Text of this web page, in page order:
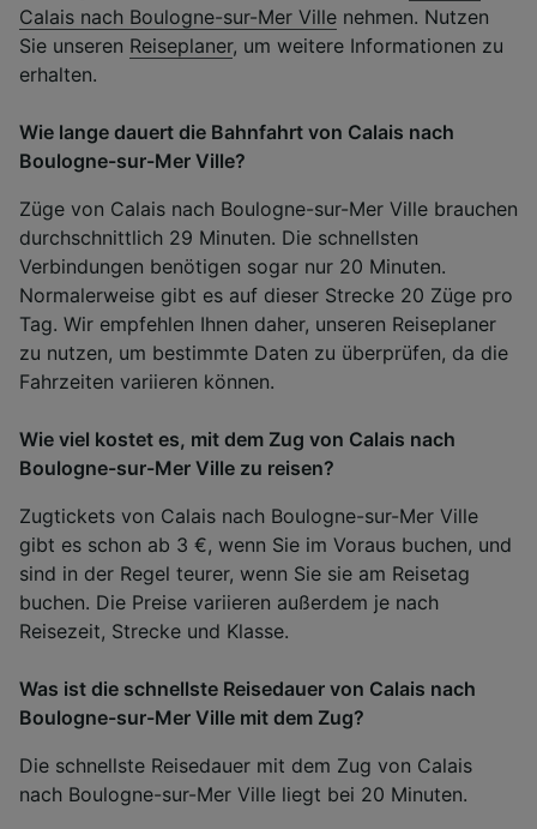
Calais nach Boulogne-sur-Mer Ville nehmen. Nutzen
Sie unseren Reiseplaner, um weitere Informationen zu
erhalten.
Wie lange dauert die Bahnfahrt von Calais nach
Boulogne-sur-Mer Ville?
Züge von Calais nach Boulogne-sur-Mer Ville brauchen
durchschnittlich 29 Minuten. Die schnellsten
Verbindungen benötigen sogar nur 20 Minuten.
Normalerweise gibt es auf dieser Strecke 20 Züge pro
Tag. Wir empfehlen Ihnen daher, unseren Reiseplaner
zu nutzen, um bestimmte Daten zu überprüfen, da die
Fahrzeiten variieren können.
Wie viel kostet es, mit dem Zug von Calais nach
Boulogne-sur-Mer Ville zu reisen?
Zugtickets von Calais nach Boulogne-sur-Mer Ville
gibt es schon ab 3 €, wenn Sie im Voraus buchen, und
sind in der Regel teurer, wenn Sie sie am Reisetag
buchen. Die Preise variieren außerdem je nach
Reisezeit, Strecke und Klasse.
Was ist die schnellste Reisedauer von Calais nach
Boulogne-sur-Mer Ville mit dem Zug?
Die schnellste Reisedauer mit dem Zug von Calais
nach Boulogne-sur-Mer Ville liegt bei 20 Minuten.